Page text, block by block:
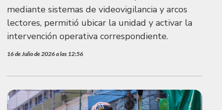
mediante sistemas de videovigilancia y arcos
lectores, permitió ubicar la unidad y activar la
intervención operativa correspondiente.
16 de Julio de 2026 a las 12:56